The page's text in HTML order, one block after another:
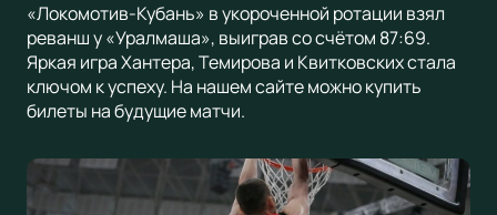
«Локомотив-Кубань» в укороченной ротации взял
реванш у «Уралмаша», выиграв со счётом 87:69.
Яркая игра Хантера, Темирова и Квитковских стала
ключом к успеху. На нашем сайте можно купить
билеты на будущие матчи.